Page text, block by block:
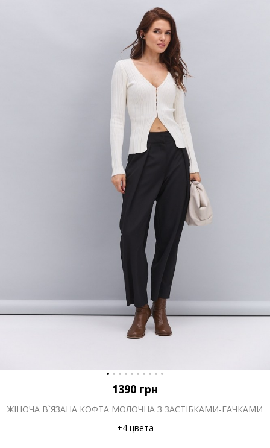
1390 грн
ЖІНОЧА В`ЯЗАНА КОФТА МОЛОЧНА З ЗАСТІБКАМИ-ГАЧКАМИ
+4 цвета